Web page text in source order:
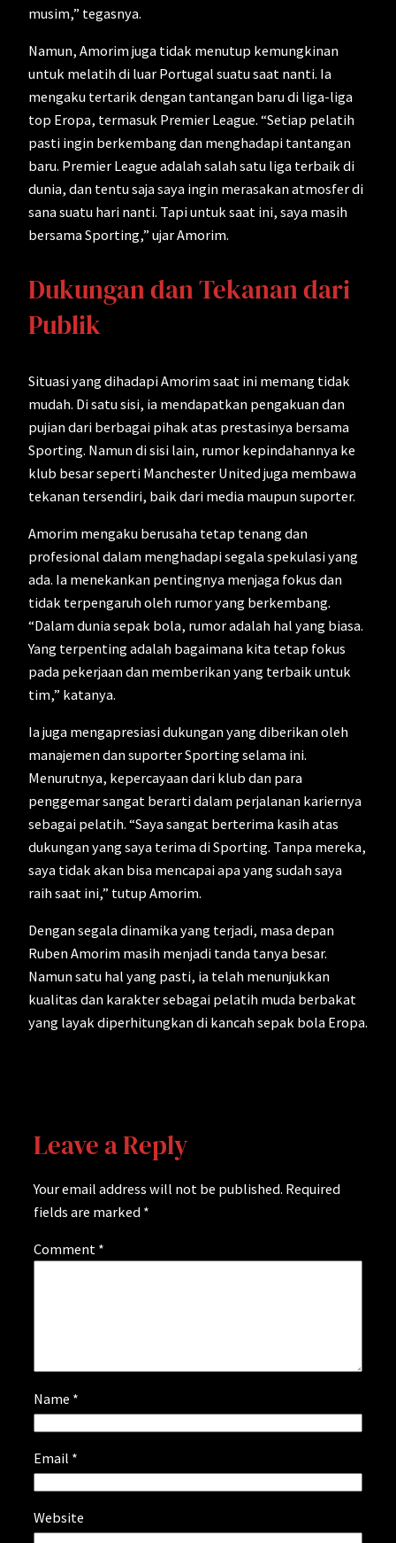
musim,” tegasnya.
Namun, Amorim juga tidak menutup kemungkinan
untuk melatih di luar Portugal suatu saat nanti. Ia
mengaku tertarik dengan tantangan baru di liga-liga
top Eropa, termasuk Premier League. “Setiap pelatih
pasti ingin berkembang dan menghadapi tantangan
baru. Premier League adalah salah satu liga terbaik di
dunia, dan tentu saja saya ingin merasakan atmosfer di
sana suatu hari nanti. Tapi untuk saat ini, saya masih
bersama Sporting,” ujar Amorim.
Dukungan dan Tekanan dari
Publik
Situasi yang dihadapi Amorim saat ini memang tidak
mudah. Di satu sisi, ia mendapatkan pengakuan dan
pujian dari berbagai pihak atas prestasinya bersama
Sporting. Namun di sisi lain, rumor kepindahannya ke
klub besar seperti Manchester United juga membawa
tekanan tersendiri, baik dari media maupun suporter.
Amorim mengaku berusaha tetap tenang dan
profesional dalam menghadapi segala spekulasi yang
ada. Ia menekankan pentingnya menjaga fokus dan
tidak terpengaruh oleh rumor yang berkembang.
“Dalam dunia sepak bola, rumor adalah hal yang biasa.
Yang terpenting adalah bagaimana kita tetap fokus
pada pekerjaan dan memberikan yang terbaik untuk
tim,” katanya.
Ia juga mengapresiasi dukungan yang diberikan oleh
manajemen dan suporter Sporting selama ini.
Menurutnya, kepercayaan dari klub dan para
penggemar sangat berarti dalam perjalanan kariernya
sebagai pelatih. “Saya sangat berterima kasih atas
dukungan yang saya terima di Sporting. Tanpa mereka,
saya tidak akan bisa mencapai apa yang sudah saya
raih saat ini,” tutup Amorim.
Dengan segala dinamika yang terjadi, masa depan
Ruben Amorim masih menjadi tanda tanya besar.
Namun satu hal yang pasti, ia telah menunjukkan
kualitas dan karakter sebagai pelatih muda berbakat
yang layak diperhitungkan di kancah sepak bola Eropa.
Leave a Reply
Your email address will not be published. Required
fields are marked *
Comment *
Name *
Email *
Website